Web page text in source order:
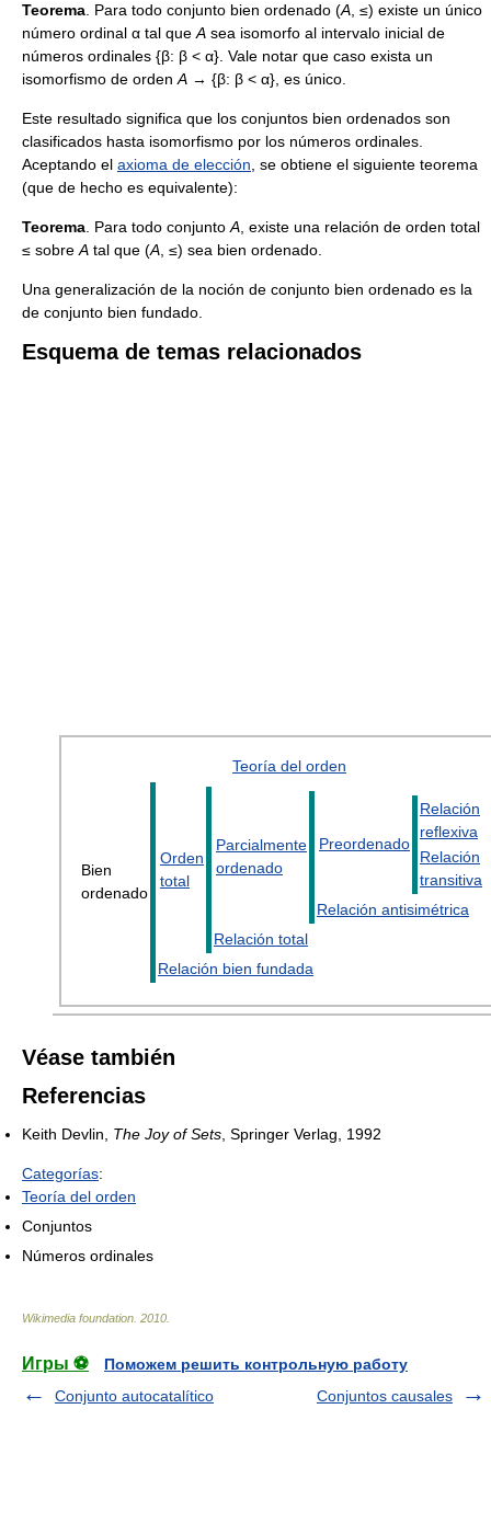
Teorema . Para todo conjunto bien ordenado (A , ≤) existe un único
número ordinal α tal que A sea isomorfo al intervalo inicial de
números ordinales {β: β < α}. Vale notar que caso exista un
isomorfismo de orden A → {β: β < α}, es único.
Este resultado significa que los conjuntos bien ordenados son
clasificados hasta isomorfismo por los números ordinales.
Aceptando el axioma de elección , se obtiene el siguiente teorema
(que de hecho es equivalente):
Teorema . Para todo conjunto A , existe una relación de orden total
≤ sobre A tal que (A , ≤) sea bien ordenado.
Una generalización de la noción de conjunto bien ordenado es la
de conjunto bien fundado.
Esquema de temas relacionados
Teoría del orden
Bien
ordenado
Orden
total
Parcialmente
ordenado
Preordenado
Relación
reflexiva
Relación
transitiva
Relación antisimétrica
Relación total
Relación bien fundada
Véase también
Referencias
Keith Devlin, The Joy of Sets , Springer Verlag, 1992
Categorías:
Teoría del orden
Conjuntos
Números ordinales
Wikimedia foundation 2010
Игры ⚽
Поможем решить контрольную работу
Conjunto autocatalítico
Conjuntos causales